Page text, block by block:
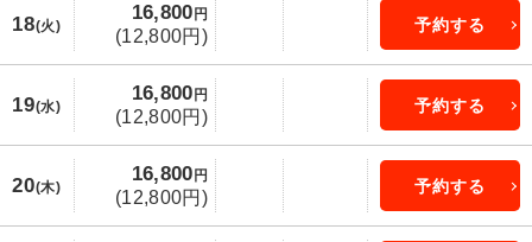
18(火)
16,800 円
(12,800円)
予約する
19(水)
16,800 円
(12,800円)
予約する
20(木)
16,800 円
(12,800円)
予約する